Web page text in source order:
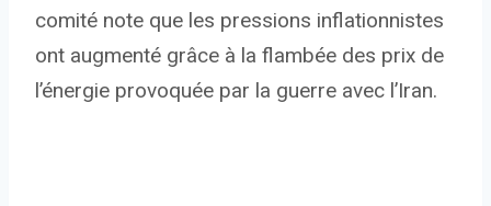
comité note que les pressions inflationnistes
ont augmenté grâce à la flambée des prix de
l’énergie provoquée par la guerre avec l’Iran.